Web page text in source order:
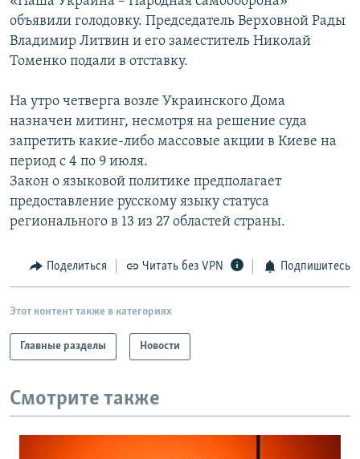
объявили голодовку. Председатель Верховной Рады
Владимир Литвин и его заместитель Николай
Томенко подали в отставку.
На утро четверга возле Украинского Дома
назначен митинг, несмотря на решение суда
запретить какие-либо массовые акции в Киеве на
период с 4 по 9 июля.
Закон о языковой политике предполагает
предоставление русскому языку статуса
регионального в 13 из 27 областей страны.
Поделиться Читать без VPN Подпишитесь
Этот контент также в категориях
Главные разделы Новости
Смотрите также